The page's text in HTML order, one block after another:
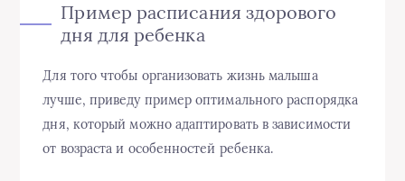
Пример расписания здорового
дня для ребенка
Для того чтобы организовать жизнь малыша
лучше, приведу пример оптимального распорядка
дня, который можно адаптировать в зависимости
от возраста и особенностей ребенка.